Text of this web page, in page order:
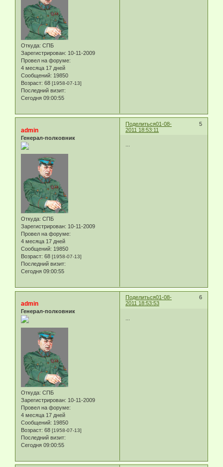
Откуда: СПБ
Зарегистрирован: 10-11-2009
Провел на форуме:
4 месяца 17 дней
Сообщений: 19850
Возраст: 68 [1958-07-13]
Последний визит:
Сегодня 09:00:55
Поделиться 5
01-08-
2011 18:53:11
admin
Генерал-полковник
Откуда: СПБ
Зарегистрирован: 10-11-2009
Провел на форуме:
4 месяца 17 дней
Сообщений: 19850
Возраст: 68 [1958-07-13]
Последний визит:
Сегодня 09:00:55
...
Поделиться 6
01-08-
2011 18:53:53
admin
Генерал-полковник
Откуда: СПБ
Зарегистрирован: 10-11-2009
Провел на форуме:
4 месяца 17 дней
Сообщений: 19850
Возраст: 68 [1958-07-13]
Последний визит:
Сегодня 09:00:55